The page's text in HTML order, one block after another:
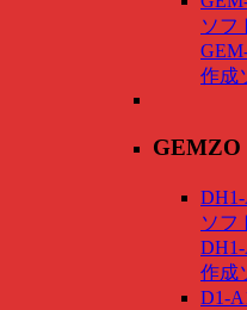
ソフ
作成
GEMZO
ソフ
作成
D1-